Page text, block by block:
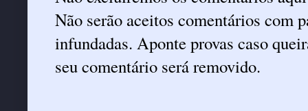
Não serão aceitos comentários com
infundadas. Aponte provas caso
seu comentário será removido.